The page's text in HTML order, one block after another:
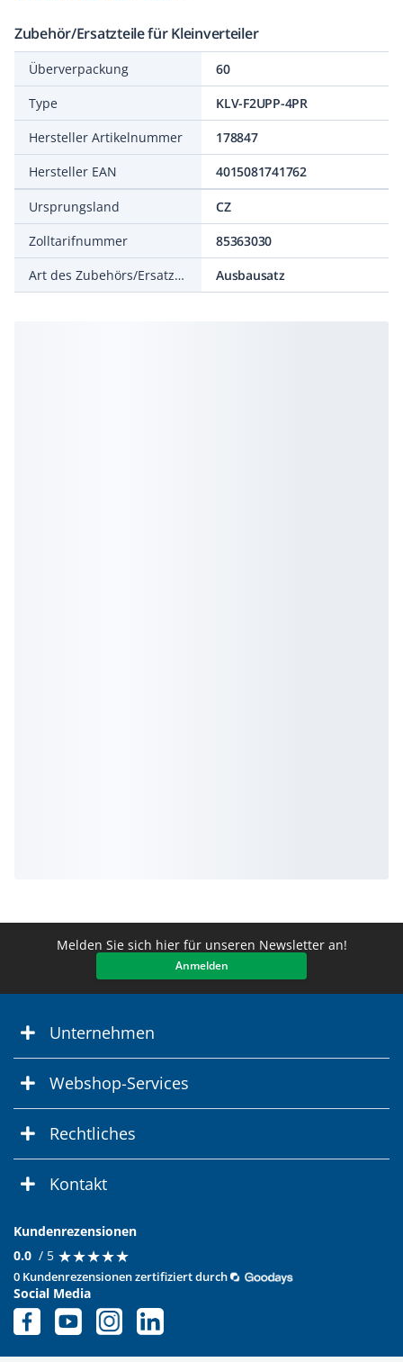
Zubehör/Ersatzteile für Kleinverteiler
Überverpackung
60
Type
KLV-F2UPP-4PR
Hersteller Artikelnummer
178847
Hersteller EAN
4015081741762
Ursprungsland
CZ
Zolltarifnummer
85363030
Art des Zubehörs/Ersatzteils
Ausbausatz
Melden Sie sich hier für unseren Newsletter an!
Anmelden
Unternehmen
Webshop-Services
Rechtliches
Kontakt
Kundenrezensionen
0.0 / 5 ★★★★★
★★★★★
0 Kundenrezensionen zertifiziert durch
Social Media